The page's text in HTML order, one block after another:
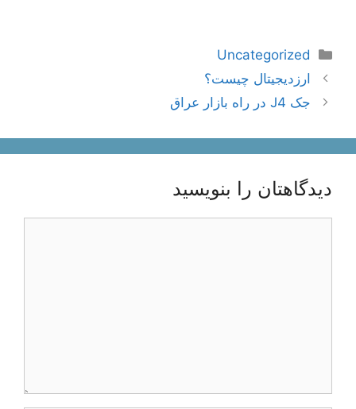
دسته‌ها
Uncategorized
ناوبری
نوشته‌ها
ارزدیجیتال چیست؟
جک J4 در راه بازار عراق
دیدگاهتان را بنویسید